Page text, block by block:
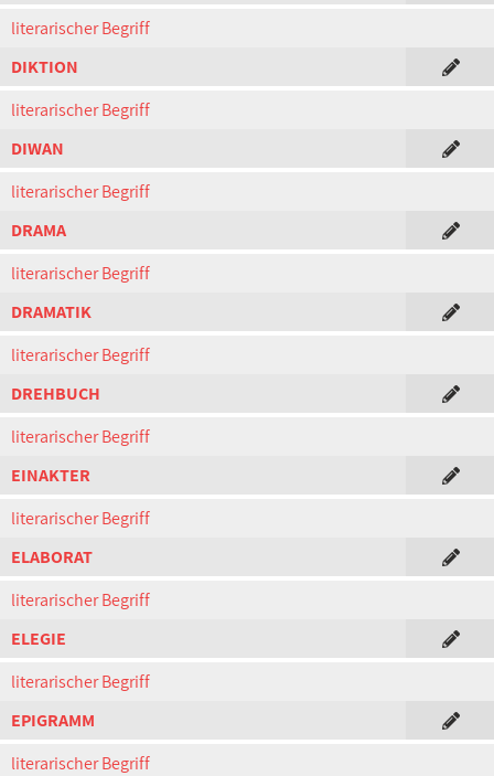
literarischer Begriff
DIKTION
literarischer Begriff
DIWAN
literarischer Begriff
DRAMA
literarischer Begriff
DRAMATIK
literarischer Begriff
DREHBUCH
literarischer Begriff
EINAKTER
literarischer Begriff
ELABORAT
literarischer Begriff
ELEGIE
literarischer Begriff
EPIGRAMM
literarischer Begriff